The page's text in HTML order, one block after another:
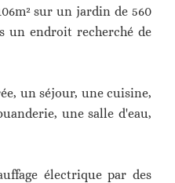
sur un jardin de 560
un endroit recherché de
un séjour, une cuisine,
une salle d'eau,
électrique par des